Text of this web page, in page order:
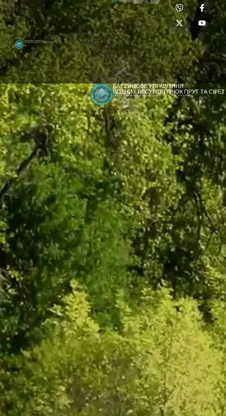
[newyear_garland]
Басейнове управління
водних ресурсів річок Прут та Сірет
Лабораторія:
(0372) 53-92-00
dpbuvr@dpbuvr.gov.uaПриймальня:
(0372) 51-14-56
БАСЕЙНОВЕ УПРАВЛІННЯ
ВОДНИХ РЕСУРСІВ РІЧОК ПРУТ ТА СІРЕТ
ДЕРЖАВНЕ АГЕНТСТВО ВОДНИХ РЕСУРСІВ УКРАЇНИ